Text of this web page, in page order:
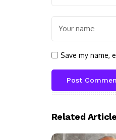
Save my name,
Related